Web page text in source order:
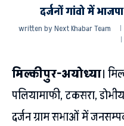
दर्जनों गांवो में
written byNext Khabar Team
मिल्कीपुर-अयोध्या।
पलियामाफी, टकसरा,
दर्जन ग्राम सभाओं में